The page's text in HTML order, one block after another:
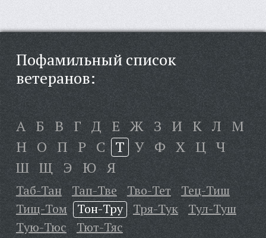
Пофамильный список
ветеранов:
А Б В Г Д Е Ж З И К Л М
Н О П Р С Т У Ф Х Ц Ч
Ш Щ Э Ю Я
Таб-Тан Тап-Тве Тво-Тет
Тец-Тиш
Тищ-Том
Тон-Тру Тря-Тук
Тул-Туш
Тую-Тюс
Тют-Тяс